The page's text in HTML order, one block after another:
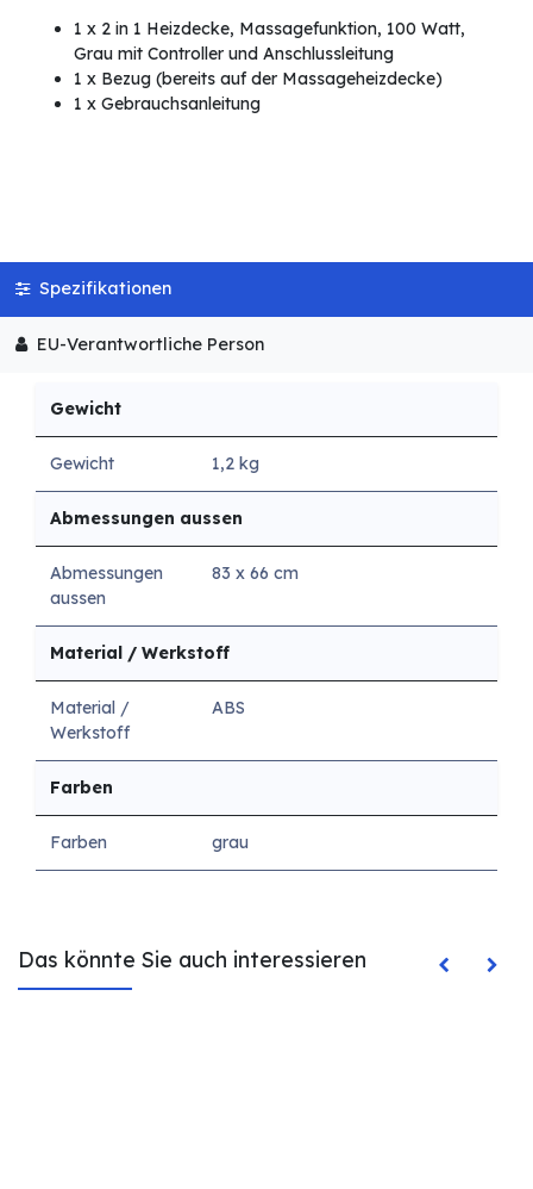
1 x 2 in 1 Heizdecke, Massagefunktion, 100 Watt,
Grau mit Controller und Anschlussleitung
1 x Bezug (bereits auf der Massageheizdecke)
1 x Gebrauchsanleitung
Spezifikationen
EU-Verantwortliche Person
Gewicht
Gewicht 1,2 kg
Abmessungen aussen
Abmessungen
aussen
83 x 66 cm
Material / Werkstoff
Material /
Werkstoff
ABS
Farben
Farben grau
Das könnte Sie auch interessieren